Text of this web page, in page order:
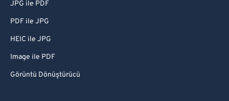
JPG ile PDF
PDF ile JPG
HEIC ile JPG
Image ile PDF
Görüntü Dönüştürücü